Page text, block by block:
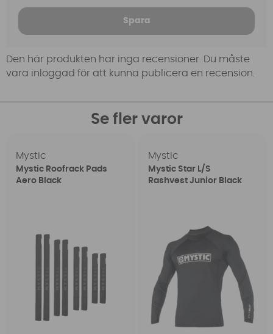
Spara
Den här produkten har inga recensioner. Du måste
vara inloggad för att kunna publicera en recension.
Se fler varor
Mystic
Mystic Roofrack Pads
Aero Black
Mystic
Mystic Star L/S
Rashvest Junior Black